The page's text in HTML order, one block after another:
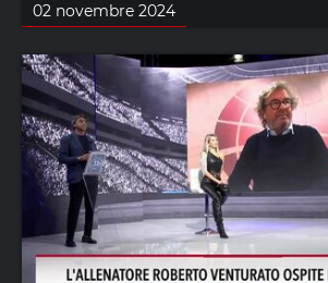
02 novembre 2024